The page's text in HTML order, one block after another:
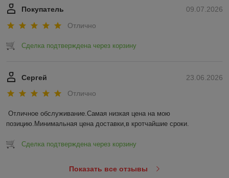
09.07.2026
Покупатель
Отлично
Сделка подтверждена через корзину
23.06.2026
Сергей
Отлично
Отличное обслуживание.Самая низкая цена на мою
позицию.Минимальная цена доставки,в кротчайшие сроки.
Сделка подтверждена через корзину
Показать все отзывы